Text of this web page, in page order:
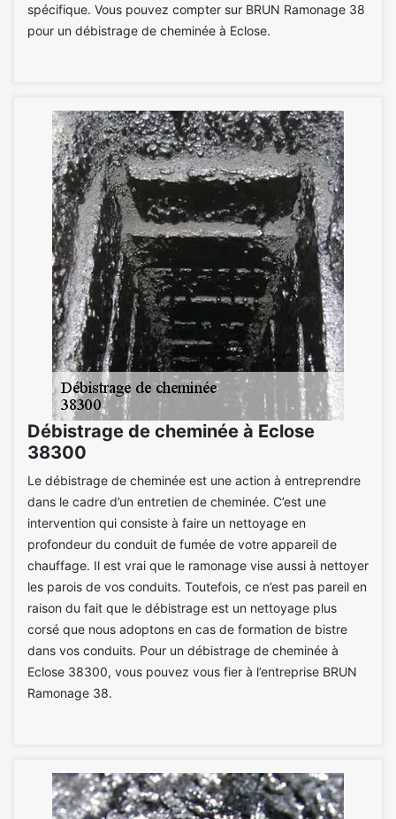
spécifique. Vous pouvez compter sur BRUN Ramonage 38
pour un débistrage de cheminée à Eclose.
Débistrage de cheminée à Eclose
38300
Le débistrage de cheminée est une action à entreprendre
dans le cadre d’un entretien de cheminée. C’est une
intervention qui consiste à faire un nettoyage en
profondeur du conduit de fumée de votre appareil de
chauffage. Il est vrai que le ramonage vise aussi à nettoyer
les parois de vos conduits. Toutefois, ce n’est pas pareil en
raison du fait que le débistrage est un nettoyage plus
corsé que nous adoptons en cas de formation de bistre
dans vos conduits. Pour un débistrage de cheminée à
Eclose 38300, vous pouvez vous fier à l’entreprise BRUN
Ramonage 38.